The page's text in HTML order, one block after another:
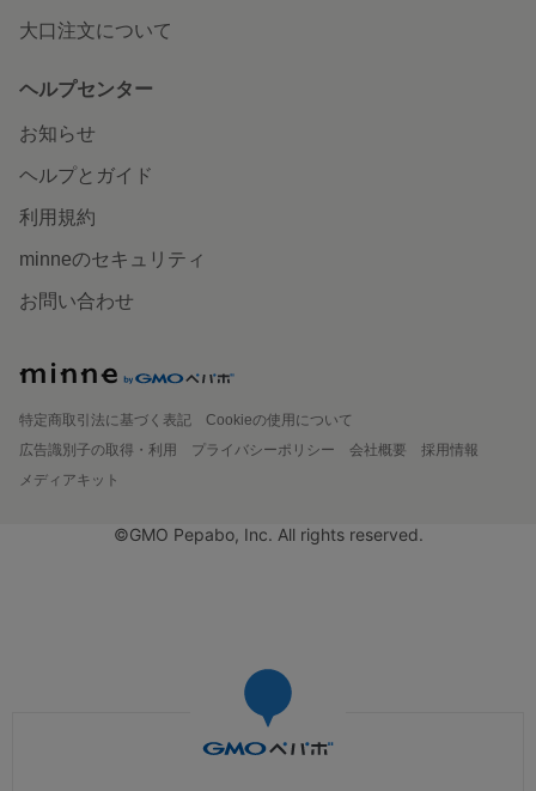
大口注文について
ヘルプセンター
お知らせ
ヘルプとガイド
利用規約
minneのセキュリティ
お問い合わせ
特定商取引法に基づく表記
Cookieの使用について
広告識別子の取得・利用
プライバシーポリシー 会社概要
採用情報
メディアキット
©GMO Pepabo, Inc. All rights reserved.